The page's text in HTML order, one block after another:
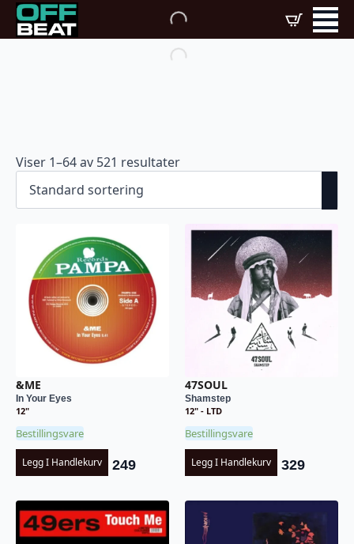
Viser 1–64 av 521 resultater
&ME
In Your Eyes
12"
Bestillingsvare
Legg I Handlekurv 249
47SOUL
Shamstep
12" - LTD
Bestillingsvare
Legg I Handlekurv 329